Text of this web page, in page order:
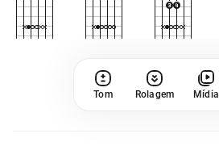
Tom Rolagem Mídia